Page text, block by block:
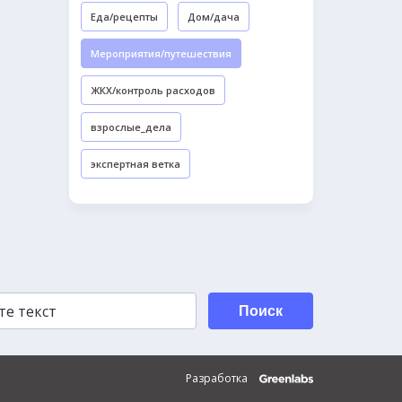
Еда/рецепты Дом/дача
Мероприятия/путешествия
ЖКХ/контроль расходов
взрослые_дела
экспертная ветка
Поиск
Разработка